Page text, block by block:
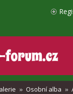
Osobní alba